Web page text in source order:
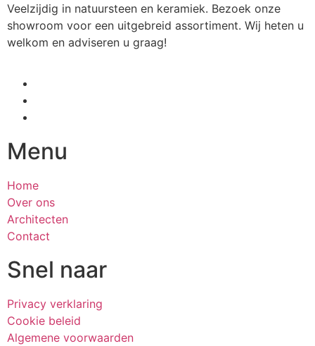
Veelzijdig in natuursteen en keramiek. Bezoek onze
showroom voor een uitgebreid assortiment. Wij heten u
welkom en adviseren u graag!
Menu
Home
Over ons
Architecten
Contact
Snel naar
Privacy verklaring
Cookie beleid
Algemene voorwaarden